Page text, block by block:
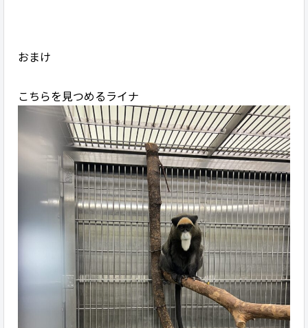
おまけ
こちらを見つめるライナ